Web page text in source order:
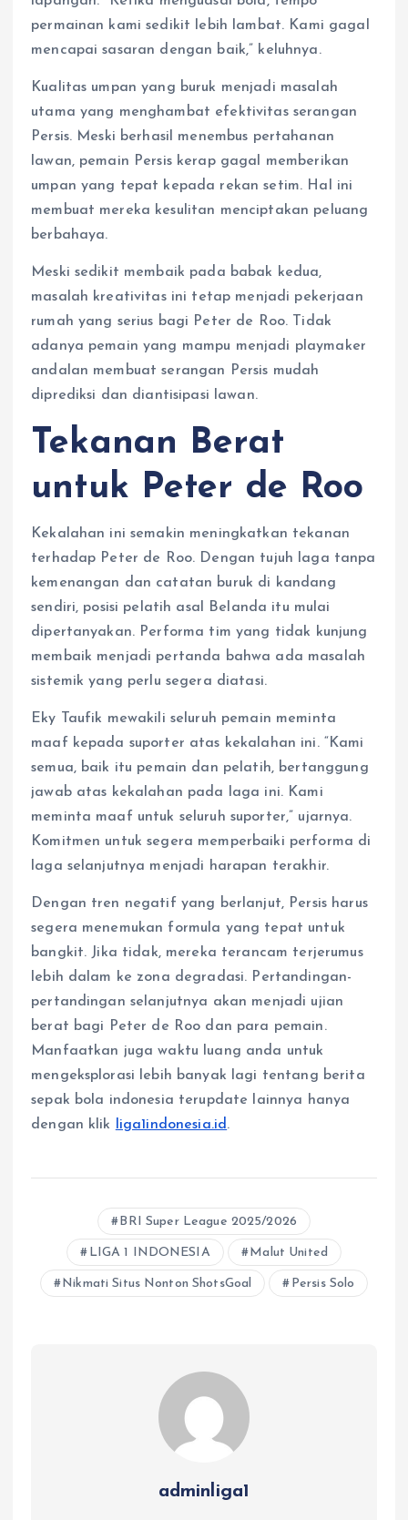
permainan kami sedikit lebih lambat. Kami gagal
mencapai sasaran dengan baik,” keluhnya.
Kualitas umpan yang buruk menjadi masalah
utama yang menghambat efektivitas serangan
Persis. Meski berhasil menembus pertahanan
lawan, pemain Persis kerap gagal memberikan
umpan yang tepat kepada rekan setim. Hal ini
membuat mereka kesulitan menciptakan peluang
berbahaya.
Meski sedikit membaik pada babak kedua,
masalah kreativitas ini tetap menjadi pekerjaan
rumah yang serius bagi Peter de Roo. Tidak
adanya pemain yang mampu menjadi playmaker
andalan membuat serangan Persis mudah
diprediksi dan diantisipasi lawan.
Tekanan Berat
untuk Peter de Roo
Kekalahan ini semakin meningkatkan tekanan
terhadap Peter de Roo. Dengan tujuh laga tanpa
kemenangan dan catatan buruk di kandang
sendiri, posisi pelatih asal Belanda itu mulai
dipertanyakan. Performa tim yang tidak kunjung
membaik menjadi pertanda bahwa ada masalah
sistemik yang perlu segera diatasi.
Eky Taufik mewakili seluruh pemain meminta
maaf kepada suporter atas kekalahan ini. “Kami
semua, baik itu pemain dan pelatih, bertanggung
jawab atas kekalahan pada laga ini. Kami
meminta maaf untuk seluruh suporter,” ujarnya.
Komitmen untuk segera memperbaiki performa di
laga selanjutnya menjadi harapan terakhir.
Dengan tren negatif yang berlanjut, Persis harus
segera menemukan formula yang tepat untuk
bangkit. Jika tidak, mereka terancam terjerumus
lebih dalam ke zona degradasi. Pertandingan-
pertandingan selanjutnya akan menjadi ujian
berat bagi Peter de Roo dan para pemain.
Manfaatkan juga waktu luang anda untuk
mengeksplorasi lebih banyak lagi tentang berita
sepak bola indonesia terupdate lainnya hanya
dengan klik
liga1indonesia.id .
BRI Super League 2025/2026
LIGA 1 INDONESIA Malut United
Nikmati Situs Nonton ShotsGoal Persis Solo
adminliga1